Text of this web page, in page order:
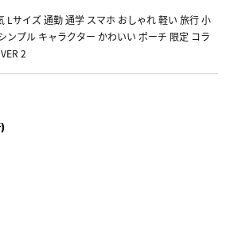
Lサイズ 通勤 通学 スマホ おしゃれ 軽い 旅行 小
ンプル キャラクター かわいい ポーチ 限定 コラ
2